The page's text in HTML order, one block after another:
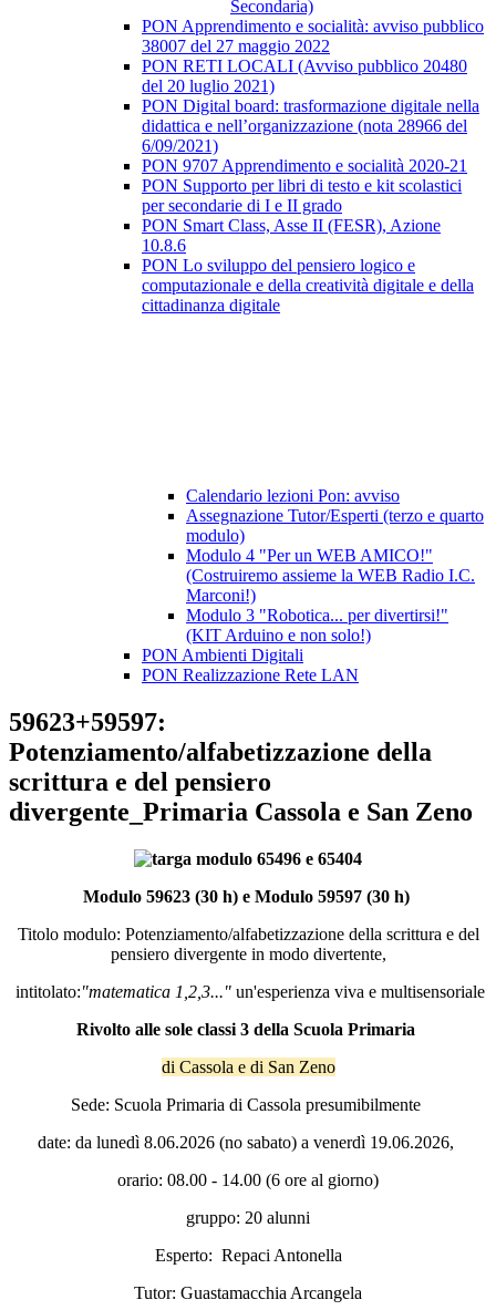
Secondaria)
PON Apprendimento e socialità: avviso pubblico
38007 del 27 maggio 2022
PON RETI LOCALI (Avviso pubblico 20480
del 20 luglio 2021)
PON Digital board: trasformazione digitale nella
didattica e nell’organizzazione (nota 28966 del
6/09/2021)
PON 9707 Apprendimento e socialità 2020-21
PON Supporto per libri di testo e kit scolastici
per secondarie di I e II grado
PON Smart Class, Asse II (FESR), Azione
10.8.6
PON Lo sviluppo del pensiero logico e
computazionale e della creatività digitale e della
cittadinanza digitale
Calendario lezioni Pon: avviso
Assegnazione Tutor/Esperti (terzo e quarto
modulo)
Modulo 4 "Per un WEB AMICO!"
(Costruiremo assieme la WEB Radio I.C.
Marconi!)
Modulo 3 "Robotica... per divertirsi!"
(KIT Arduino e non solo!)
PON Ambienti Digitali
PON Realizzazione Rete LAN
59623+59597:
Potenziamento/alfabetizzazione della
scrittura e del pensiero
divergente_Primaria Cassola e San Zeno
Modulo 59623 (30 h) e Modulo 59597 (30 h)
Titolo modulo: Potenziamento/alfabetizzazione della scrittura e del
pensiero divergente in modo divertente,
intitolato:"matematica 1,2,3..." un'esperienza viva e multisensoriale
Rivolto alle sole classi 3 della Scuola Primaria
di Cassola e di San Zeno
Sede: Scuola Primaria di Cassola presumibilmente
date: da lunedì 8.06.2026 (no sabato) a venerdì 19.06.2026,
orario: 08.00 - 14.00 (6 ore al giorno)
gruppo: 20 alunni
Esperto: Repaci Antonella
Tutor: Guastamacchia Arcangela